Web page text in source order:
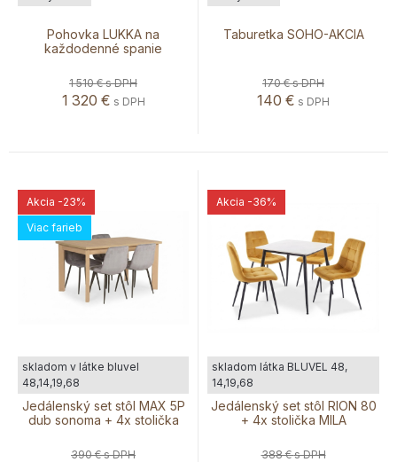
Pohovka LUKKA na
každodenné spanie
1 510 €s DPH
1 320 € s DPH
Taburetka SOHO-AKCIA
170 €s DPH
140 € s DPH
Jedálenský set stôl MAX 5P
dub sonoma + 4x stolička
Akcia -23%
Viac farieb
skladom v látke bluvel
48,14,19,68
390 €s DPH
Jedálenský set stôl RION 80
+ 4x stolička MILA
Akcia -36%
skladom látka BLUVEL 48,
14,19,68
388 €s DPH